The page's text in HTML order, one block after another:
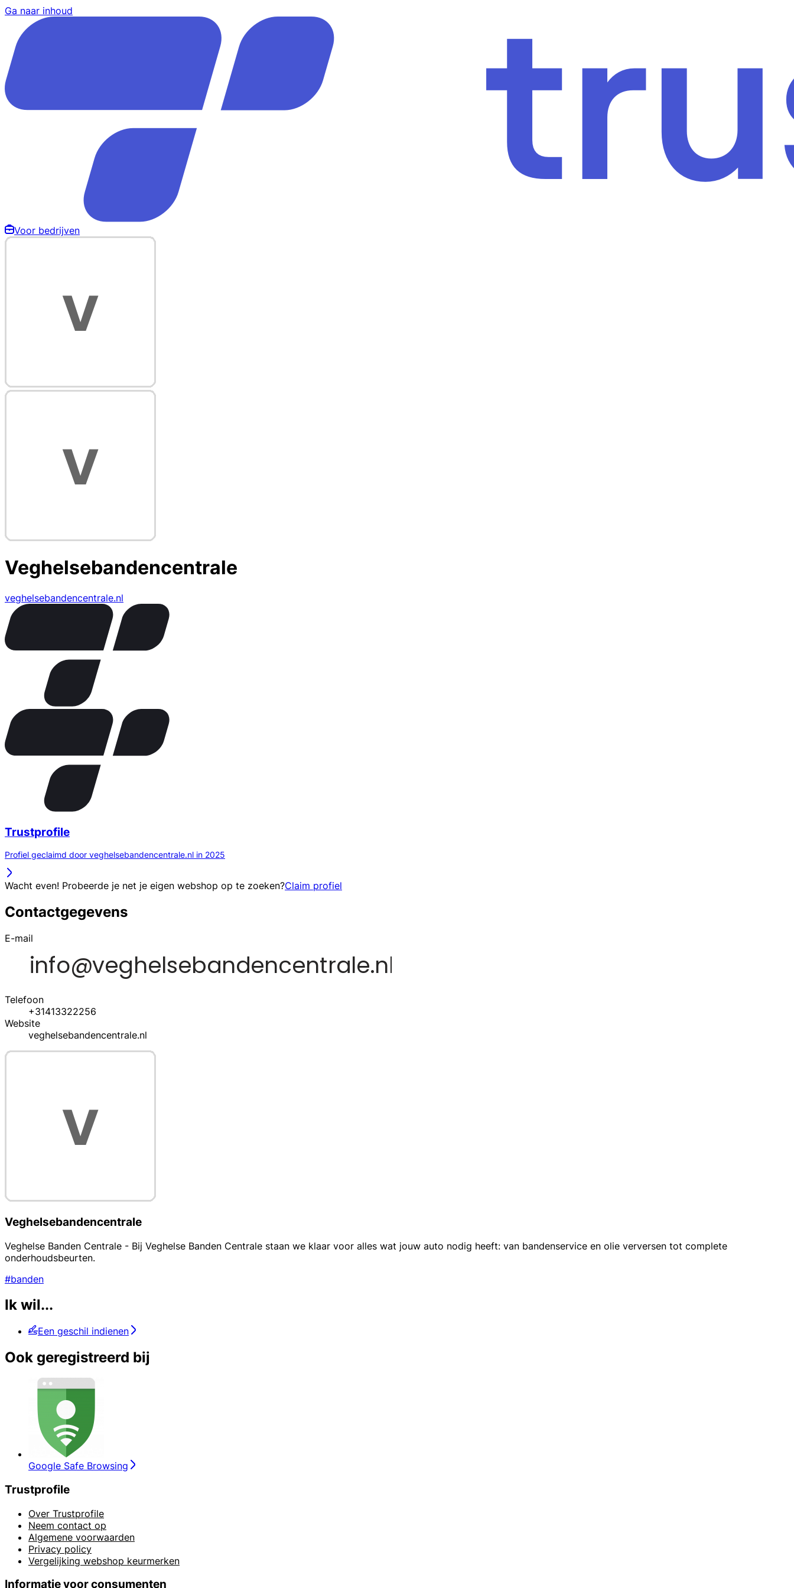
Ga naar inhoud
Voor bedrijven
Veghelsebandencentrale
veghelsebandencentrale.nl
Trustprofile
Profiel geclaimd door veghelsebandencentrale.nl in 2025
Wacht even! Probeerde je net je eigen webshop op te zoeken?Claim profiel
Contactgegevens
E-mail
Telefoon
+31413322256
Website
veghelsebandencentrale.nl
Veghelsebandencentrale
Veghelse Banden Centrale - Bij Veghelse Banden Centrale staan we klaar voor alles wat jouw auto nodig heeft: van bandenservice en olie verversen tot complete
onderhoudsbeurten.
#banden
Ik wil...
Een geschil indienen
Ook geregistreerd bij
Google Safe Browsing
Trustprofile
Over Trustprofile
Neem contact op
Algemene voorwaarden
Privacy policy
Vergelijking webshop keurmerken
Informatie voor consumenten